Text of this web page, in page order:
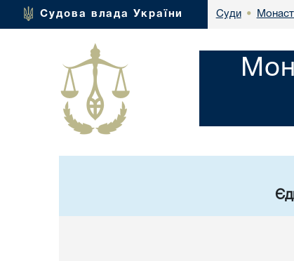
Судова влада України Суди •